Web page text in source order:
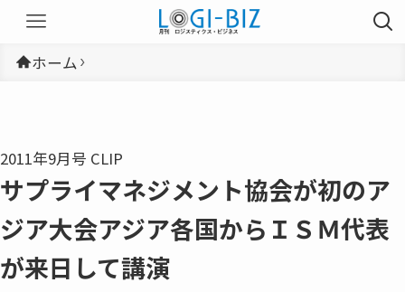
ホーム
2011年9月号 CLIP
サプライマネジメント協会が初のア
ジア大会アジア各国からＩＳＭ代表
が来日して講演